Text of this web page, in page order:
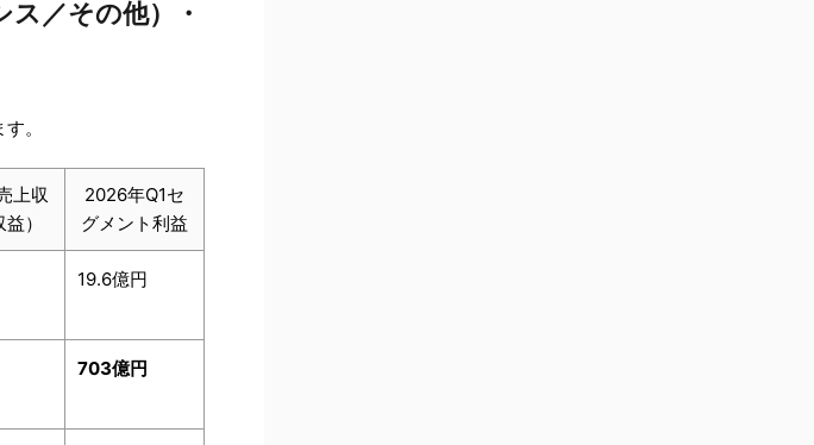
／その他）・
。
上収
）
2026年Q1セ
グメント利益
19.6億円
703億円